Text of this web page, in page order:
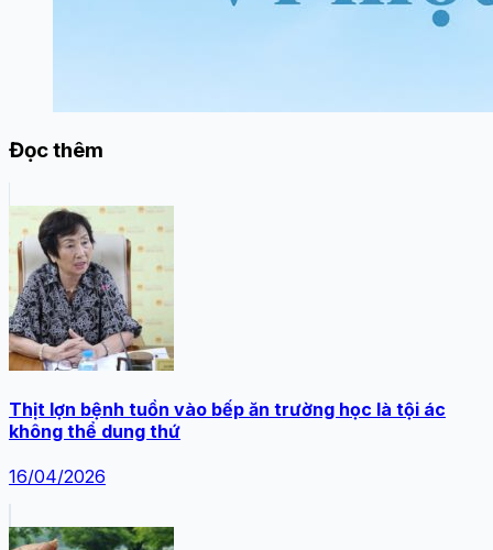
Đọc thêm
Thịt lợn bệnh tuồn vào bếp ăn trường học là tội ác
không thể dung thứ
16/04/2026